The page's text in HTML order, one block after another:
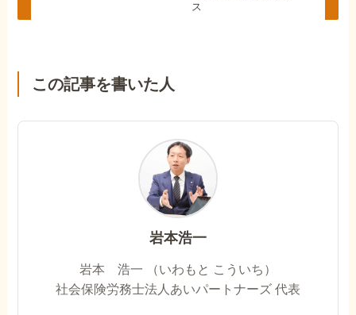
ス
この記事を書いた人
岩本浩一
岩本 浩一 （いわもと こういち）
社会保険労務士法人あいパートナーズ 代表